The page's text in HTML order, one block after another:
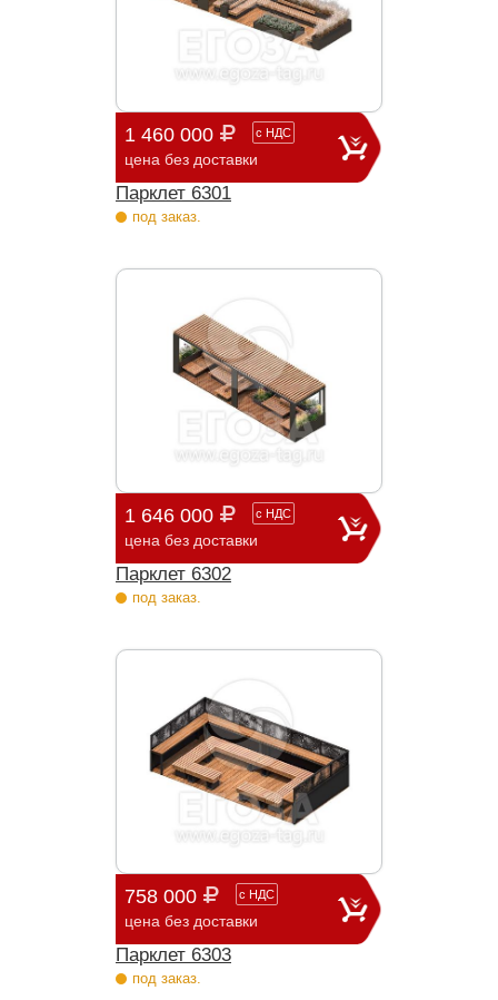
1 460 000 с НДС
цена без доставки
Парклет 6301
под заказ.
1 646 000 с НДС
цена без доставки
Парклет 6302
под заказ.
758 000 с НДС
цена без доставки
Парклет 6303
под заказ.